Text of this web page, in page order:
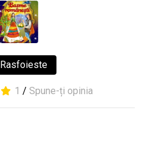
Rasfoieste
1 / Spune-ți opinia